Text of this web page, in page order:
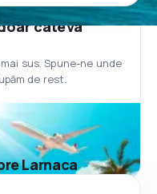
câteva
sus. Spune-ne unde
de rest.
Larnaca